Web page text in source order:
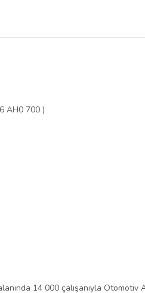
AH0 700 )
14 000 çalışanıyla